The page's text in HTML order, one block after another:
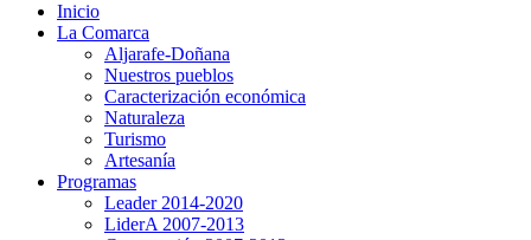
Inicio
La Comarca
Aljarafe-Doñana
Nuestros pueblos
Caracterización económica
Naturaleza
Turismo
Artesanía
Programas
Leader 2014-2020
LiderA 2007-2013